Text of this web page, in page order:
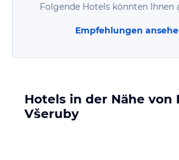
TOP zu jeder Jahreszeit
Folgende Hotels könnten Ihnen
Empfehlungen
Hotels in der Nähe von
Všeruby